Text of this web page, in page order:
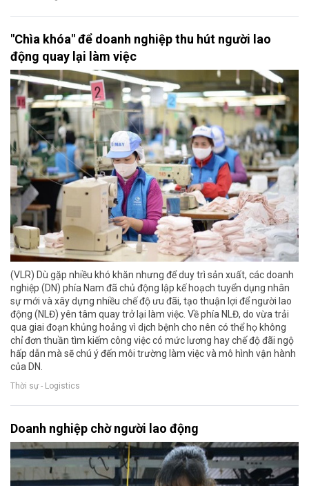
"Chìa khóa" để doanh nghiệp thu hút người lao
động quay lại làm việc
(VLR) Dù gặp nhiều khó khăn nhưng để duy trì sản xuất, các doanh
nghiệp (DN) phía Nam đã chủ động lập kế hoạch tuyển dụng nhân
sự mới và xây dựng nhiều chế độ ưu đãi, tạo thuận lợi để người lao
động (NLĐ) yên tâm quay trở lại làm việc. Về phía NLĐ, do vừa trải
qua giai đoạn khủng hoảng vì dịch bệnh cho nên có thể họ không
chỉ đơn thuần tìm kiếm công việc có mức lương hay chế độ đãi ngộ
hấp dẫn mà sẽ chú ý đến môi trường làm việc và mô hình vận hành
của DN.
Thời sự - Logistics
Doanh nghiệp chờ người lao động